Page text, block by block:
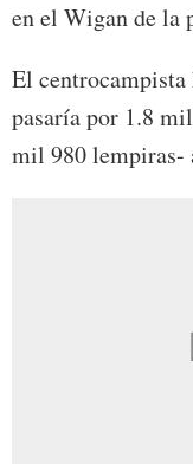
en el Wigan de la
El centrocampista
pasaría por 1.8
mil 980 lempiras-